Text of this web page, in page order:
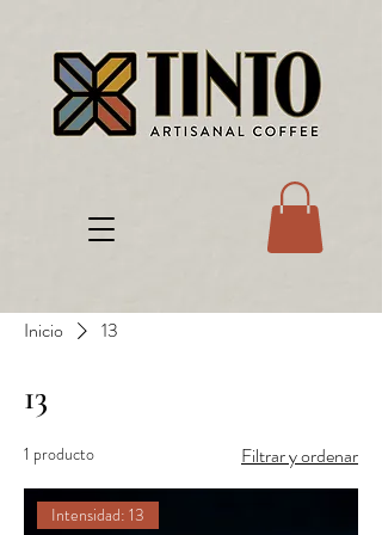
Inicio 13
13
1 producto Filtrar y ordenar
Intensidad: 13